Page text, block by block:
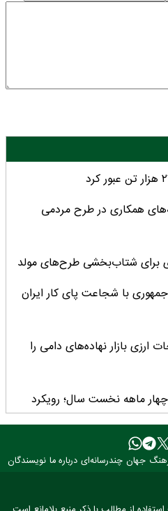
همکاری در طرح مردمی
برای شتاب‌بخشی طرح‌های مولد
با شجاعت پای کار ایران
ارزی بازار نهاده‌های دامی را
همتی در چهار ماهه نخست سال؛ رویکرد
تضمین امنیت غذایی
طراحی پوستر روز جهانی غذا
با وزیر جهاد کشاورزی
جهان چندرسانه‌ای درباره ما نویسندگان